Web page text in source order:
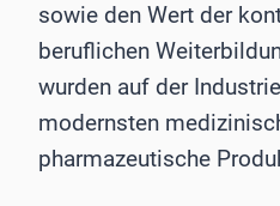
sowie den Wert der
beruflichen
wurden auf der
modernsten
pharmazeutische